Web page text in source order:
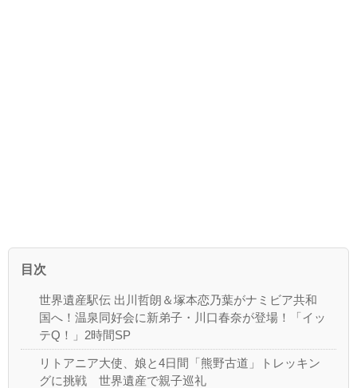
目次
世界遺産駅伝 出川哲朗＆塚本恋乃葉がナミビア共和
国へ！温泉同好会に新弟子・川口春奈が登場！「イッ
テQ！」2時間SP
リトアニア大使、娘と4日間「熊野古道」トレッキン
グに挑戦 世界遺産で親子巡礼